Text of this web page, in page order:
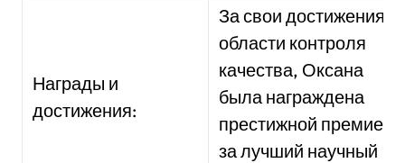
Награды и
достижения:
За свои достижения в
области контроля
качества, Оксана
была награждена
престижной премией
за лучший научный